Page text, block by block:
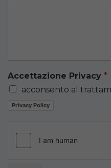
Accettazione Privacy *
acconsento al
Privacy Policy